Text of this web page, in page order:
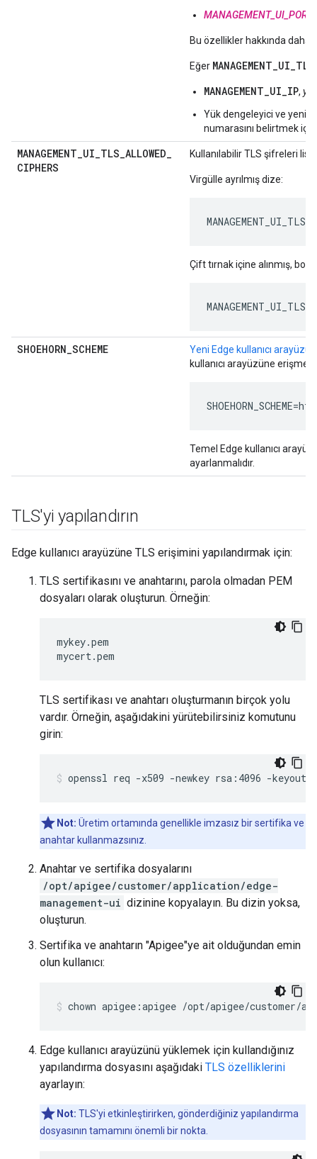
MANAGEMENT_UI_PORT
Bu özellikler hakkında daha
Eğer
MANAGEMENT_UI_IP,
Yük dengeleyici ve yeni
numarasını belirtmek için
MANAGEMENT_UI_TLS_ALLOWED_
CIPHERS
Kullanılabilir TLS şifreleri
Virgülle ayrılmış dize:
Çift tırnak içine alınmış,
SHOEHORN_SCHEME
Yeni Edge kullanıcı
kullanıcı arayüzüne
Temel Edge kullanıcı
ayarlanmalıdır.
TLS'yi yapılandırın
Edge kullanıcı arayüzüne TLS erişimini yapılandırmak için:
TLS sertifikasını ve anahtarını, parola olmadan PEM
dosyaları olarak oluşturun. Örneğin:
mykey.pem
mycert.pem
TLS sertifikası ve anahtarı oluşturmanın birçok yolu
vardır. Örneğin, aşağıdakini yürütebilirsiniz komutunu
girin:
openssl req -x509 -newkey rsa:4096 -keyout
Not: Üretim ortamında genellikle imzasız bir sertifika ve
anahtar kullanmazsınız.
Anahtar ve sertifika dosyalarını
/opt/apigee/customer/application/edge-
management-ui dizinine kopyalayın. Bu dizin yoksa,
oluşturun.
Sertifika ve anahtarın "Apigee"ye ait olduğundan emin
olun kullanıcı:
chown apigee:apigee /opt/apigee/customer/
Edge kullanıcı arayüzünü yüklemek için kullandığınız
yapılandırma dosyasını aşağıdaki TLS özelliklerini
ayarlayın:
Not: TLS'yi etkinleştirirken, gönderdiğiniz yapılandırma
dosyasının tamamını önemli bir nokta.